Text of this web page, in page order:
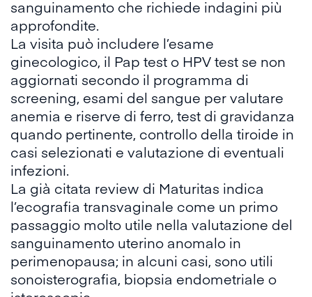
sanguinamento che richiede indagini più
approfondite.
La visita può includere l’esame
ginecologico, il Pap test o HPV test se non
aggiornati secondo il programma di
screening, esami del sangue per valutare
anemia e riserve di ferro, test di gravidanza
quando pertinente, controllo della tiroide in
casi selezionati e valutazione di eventuali
infezioni.
La già citata review di Maturitas indica
l’ecografia transvaginale come un primo
passaggio molto utile nella valutazione del
sanguinamento uterino anomalo in
perimenopausa; in alcuni casi, sono utili
sonoisterografia, biopsia endometriale o